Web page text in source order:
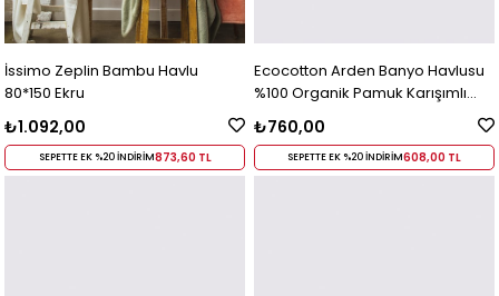
İssimo Zeplin Bambu Havlu
80*150 Ekru
₺1.092,00
SEPETTE EK %20 İNDİRİM873,60 TL
Ecocotton Arden Banyo Havlusu
%100 Organik Pamuk Karışımlı
Kenevir Havlu Hardal-Bej 80x150
Cm
₺760,00
SEPETTE EK %20 İNDİRİM608,00 TL